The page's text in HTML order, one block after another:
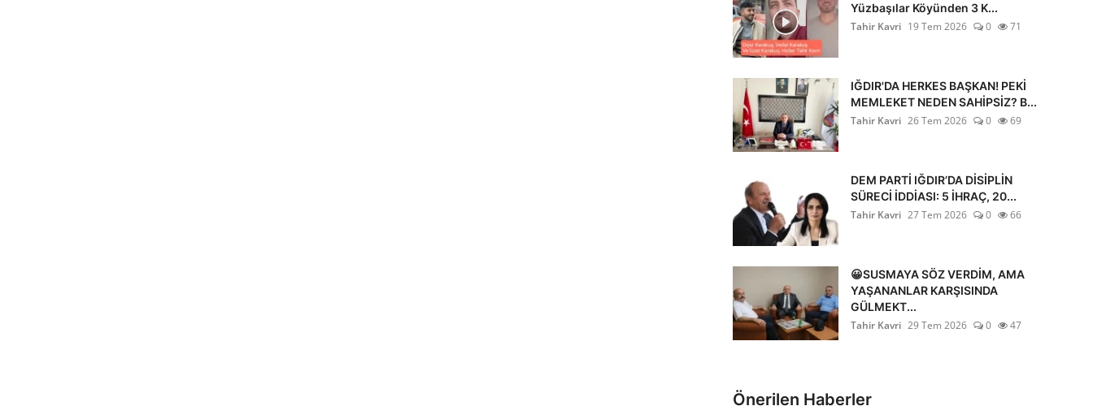
Yüzbaşılar Köyünden 3 K...
Tahir Kavri 19 Tem 2026 0 71
IĞDIR'DA HERKES BAŞKAN! PEKİ
MEMLEKET NEDEN SAHİPSİZ? B...
Tahir Kavri 26 Tem 2026 0 69
DEM PARTİ IĞDIR’DA DİSİPLİN
SÜRECİ İDDİASI: 5 İHRAÇ, 20...
Tahir Kavri 27 Tem 2026 0 66
😀SUSMAYA SÖZ VERDİM, AMA
YAŞANANLAR KARŞISINDA
GÜLMEKT...
Tahir Kavri 29 Tem 2026 0 47
Önerilen Haberler